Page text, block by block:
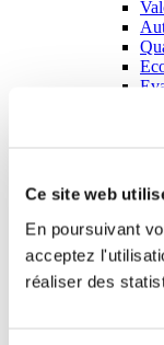
Ce site web
En poursuivant
acceptez
réaliser des
Bien-